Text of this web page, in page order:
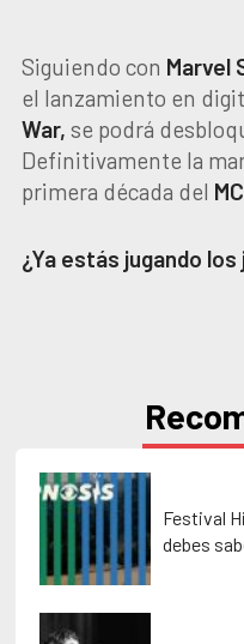
Siguiendo con Marvel
el lanzamiento en
War, se podrá
Definitivamente la
primera década del
¿Ya estás jugando
Festival
debes